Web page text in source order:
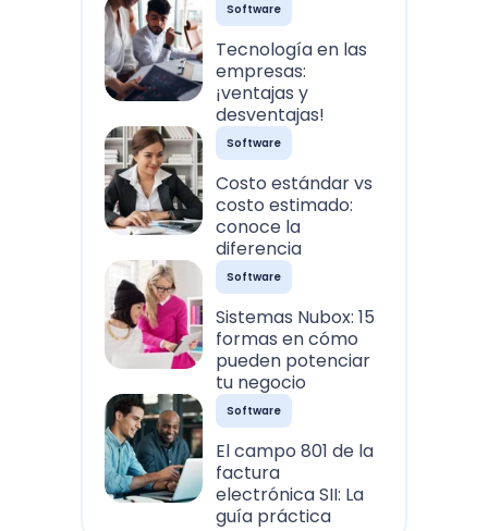
Software
Tecnología en las
empresas:
¡ventajas y
desventajas!
Software
Costo estándar vs
costo estimado:
conoce la
diferencia
Software
Sistemas Nubox: 15
formas en cómo
pueden potenciar
tu negocio
Software
El campo 801 de la
factura
electrónica SII: La
guía práctica